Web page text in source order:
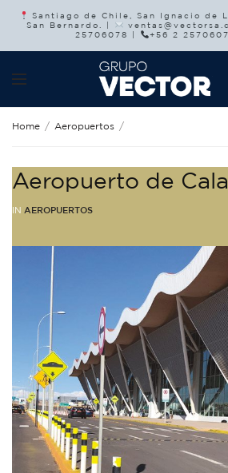
Santiago de Chile, San Ignacio de
San Bernardo. |
25706078 |
+56 2
Home Aeropuertos
Aeropuerto de
IN AEROPUERTOS